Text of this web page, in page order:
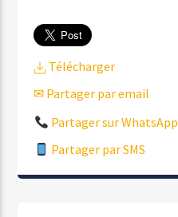
Télécharger
✉ Partager par email
Partager sur WhatsApp
Partager par SMS